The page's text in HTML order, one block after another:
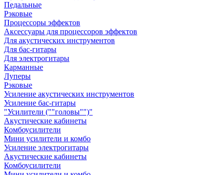
Педальные
Рэковые
Процессоры эффектов
Аксессуары для процессоров эффектов
Для акустических инструментов
Для бас-гитары
Для электрогитары
Карманные
Луперы
Рэковые
Усиление акустических инструментов
Усиление бас-гитары
"Усилители (""головы"")"
Акустические кабинеты
Комбоусилители
Мини усилители и комбо
Усиление электрогитары
Акустические кабинеты
Комбоусилители